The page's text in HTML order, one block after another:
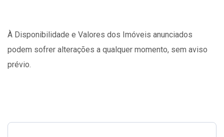
À Disponibilidade e Valores dos Imóveis anunciados
podem sofrer alterações a qualquer momento, sem aviso
prévio.